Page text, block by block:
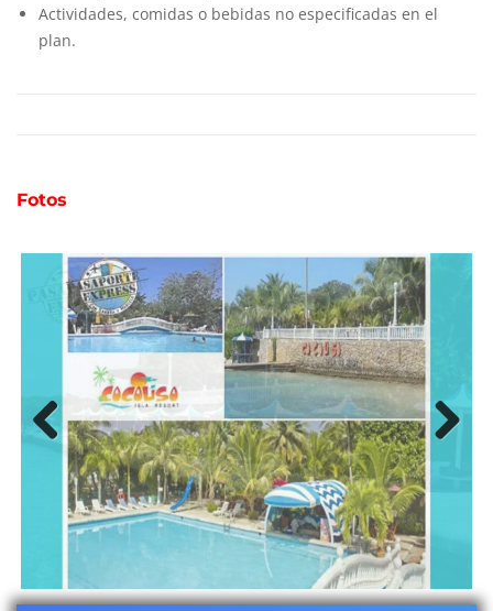
Actividades, comidas o bebidas no especificadas en el
plan.
Fotos